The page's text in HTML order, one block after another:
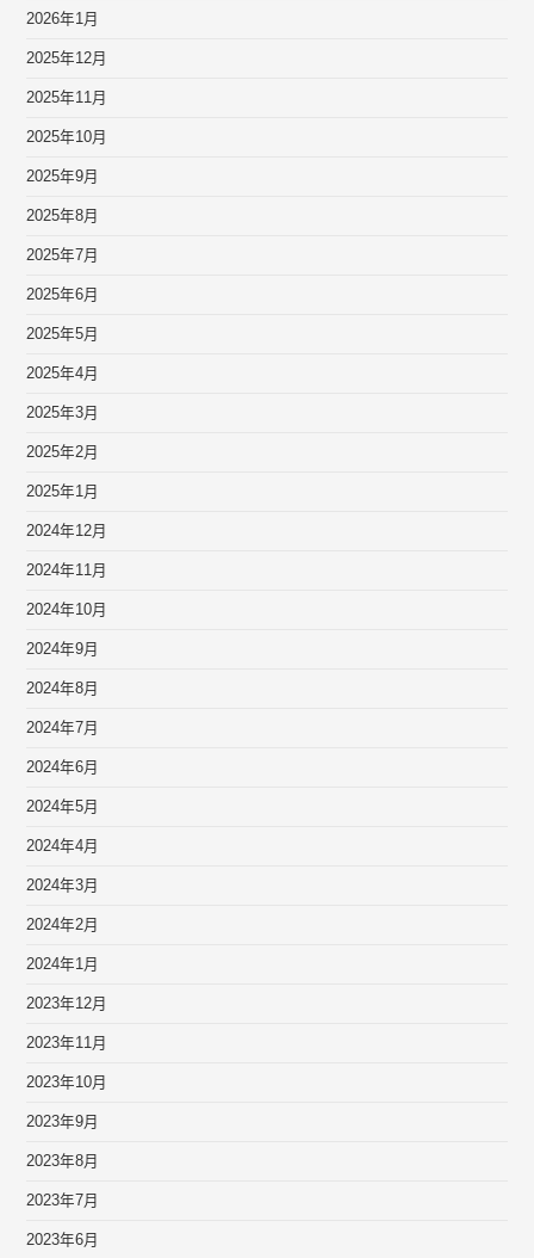
2026年1月
2025年12月
2025年11月
2025年10月
2025年9月
2025年8月
2025年7月
2025年6月
2025年5月
2025年4月
2025年3月
2025年2月
2025年1月
2024年12月
2024年11月
2024年10月
2024年9月
2024年8月
2024年7月
2024年6月
2024年5月
2024年4月
2024年3月
2024年2月
2024年1月
2023年12月
2023年11月
2023年10月
2023年9月
2023年8月
2023年7月
2023年6月